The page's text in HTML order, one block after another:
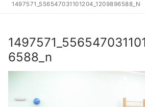
1497571_556547031101204_1209896588_N
6588_n